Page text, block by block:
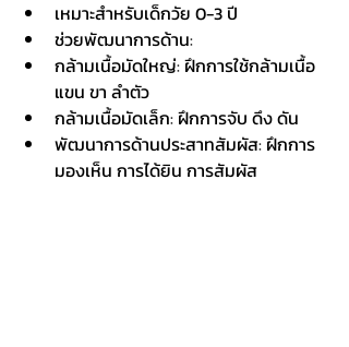
เหมาะสำหรับเด็กวัย 0-3 ปี
ช่วยพัฒนาการด้าน:
กล้ามเนื้อมัดใหญ่: ฝึกการใช้กล้ามเนื้อ
แขน ขา ลำตัว
กล้ามเนื้อมัดเล็ก: ฝึกการจับ ดึง ดัน
พัฒนาการด้านประสาทสัมผัส: ฝึกการ
มองเห็น การได้ยิน การสัมผัส